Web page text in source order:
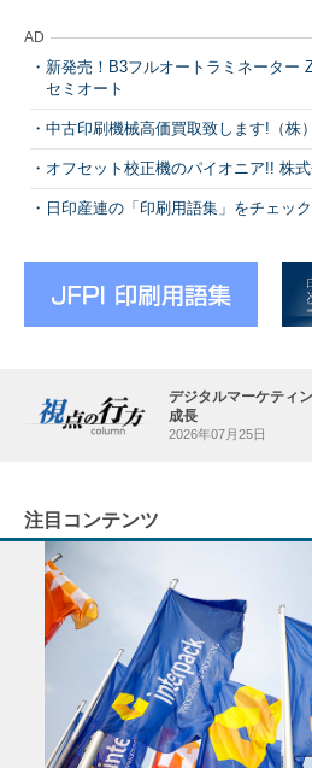
AD
新発売！B3フルオートラミネーター
セミオート
中古印刷機械高価買取致します!（株
オフセット校正機のパイオニア!! 株
日印産連の「印刷用語集」をチェック
デジタルマーケティ
成長
2026年07月25日
注目コンテンツ